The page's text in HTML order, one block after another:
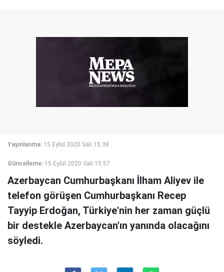
Yayınlanma: 15 Eylül 2020 Salı 15:38
Güncelleme: 15 Eylül 2020 Salı 15:57
Azerbaycan Cumhurbaşkanı İlham Aliyev ile
telefon görüşen Cumhurbaşkanı Recep
Tayyip Erdoğan, Türkiye'nin her zaman güçlü
bir destekle Azerbaycan'ın yanında olacağını
söyledi.